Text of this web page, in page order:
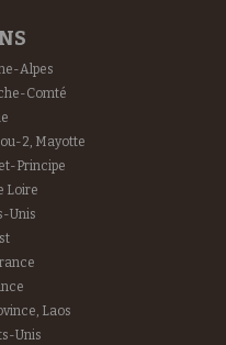
Alpes
Comté
2, Mayotte
Principe
Loire
Unis
Laos
Unis